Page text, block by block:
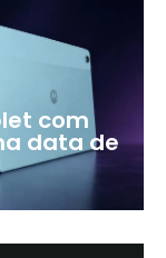
com
data de